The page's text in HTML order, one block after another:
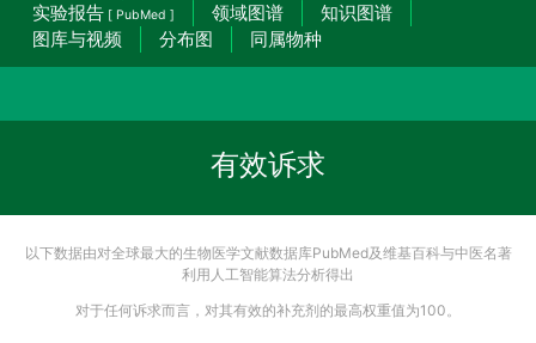
实验报告 [ PubMed ] 领域图谱
知识图谱
图库与视频
分布图 同属物种
有效诉求
以下数据由对全球最大的生物医学文献数据库PubMed及维基百科与中医名著
利用人工智能算法分析得出
对于任何诉求而言，对其有效的补充剂的最高权重值为100。